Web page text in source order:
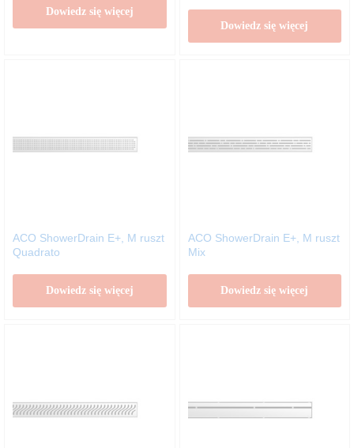
Dowiedz się więcej
Dowiedz się więcej
ACO ShowerDrain E+, M ruszt
Quadrato
Dowiedz się więcej
ACO ShowerDrain E+, M ruszt
Mix
Dowiedz się więcej